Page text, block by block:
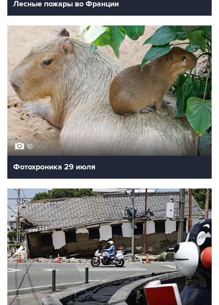
Лесные пожары во Франции
10
Фотохроника 29 июля